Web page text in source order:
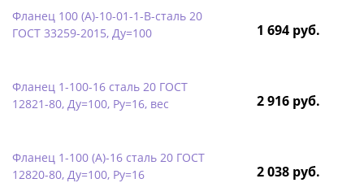
Фланец 100 (А)-10-01-1-B-сталь 20
ГОСТ 33259-2015, Ду=100
1 694 руб.
Фланец 1-100-16 сталь 20 ГОСТ
12821-80, Ду=100, Ру=16, вес
2 916 руб.
Фланец 1-100 (А)-16 сталь 20 ГОСТ
12820-80, Ду=100, Ру=16
2 038 руб.